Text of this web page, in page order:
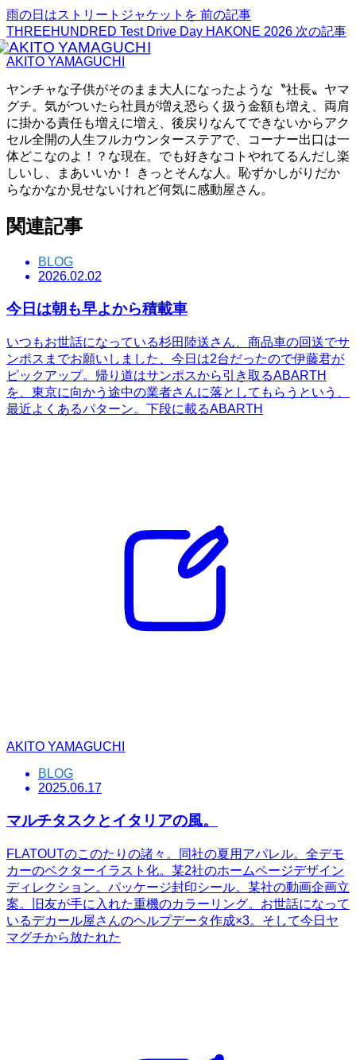
雨の日はストリートジャケットを 前の記事
THREEHUNDRED Test Drive Day HAKONE 2026 次の記事
AKITO YAMAGUCHI
ヤンチャな子供がそのまま大人になったような〝社長〟ヤマ
グチ。気がついたら社員が増え恐らく扱う金額も増え、両肩
に掛かる責任も増えに増え、後戻りなんてできないからアク
セル全開の人生フルカウンターステアで、コーナー出口は一
体どこなのよ！？な現在。でも好きなコトやれてるんだし楽
しいし、まあいいか！ きっとそんな人。恥ずかしがりだか
らなかなか見せないけれど何気に感動屋さん。
関連記事
BLOG
2026.02.02
今日は朝も早よから積載車
いつもお世話になっている杉田陸送さん、商品車の回送でサ
ンポスまでお願いしました、今日は2台だったので伊藤君が
ピックアップ。帰り道はサンポスから引き取るABARTH
を、東京に向かう途中の業者さんに落としてもらうという、
最近よくあるパターン。下段に載るABARTH
AKITO YAMAGUCHI
BLOG
2025.06.17
マルチタスクとイタリアの風。
FLATOUTのこのたりの諸々。同社の夏用アパレル。全デモ
カーのベクターイラスト化。某2社のホームページデザイン
ディレクション。パッケージ封印シール。某社の動画企画立
案。旧友が手に入れた重機のカラーリング。お世話になって
いるデカール屋さんのヘルプデータ作成×3。そして今日ヤ
マグチから放たれた